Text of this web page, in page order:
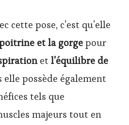
cette pose, c’est qu’elle
et la gorgepour
et l’équilibre de
elle possède également
tels que
majeurs tout en